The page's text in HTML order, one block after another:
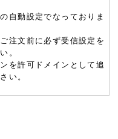
自動設定でなっておりま
注文前に必ず受信設定を
。
を許可ドメインとして追
い。